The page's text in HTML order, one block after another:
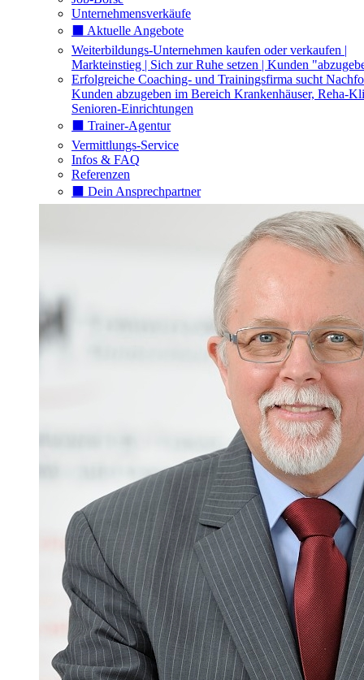
Unternehmensverkäufe
⬛️ Aktuelle Angebote
Weiterbildungs-Unternehmen kaufen oder verkaufen |
Markteinstieg | Sich zur Ruhe setzen | Kunden
Erfolgreiche Coaching- und Trainingsfirma sucht
Kunden abzugeben im Bereich Krankenhäuser, Reha-
Senioren-Einrichtungen
⬛️ Trainer-Agentur
Vermittlungs-Service
Infos & FAQ
Referenzen
⬛️ Dein Ansprechpartner